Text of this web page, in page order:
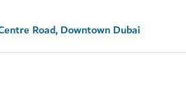
Road, Downtown Dubai